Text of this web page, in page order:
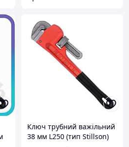
Ключ трубний важільний
38 мм L250 (тип Stillson)